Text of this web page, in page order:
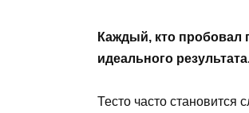
Каждый, кто пробовал
идеального
Тесто часто